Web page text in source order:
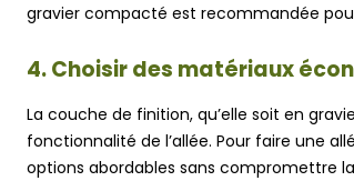
gravier compacté est recommandée
4. Choisir des matériaux
La couche de finition, qu’elle soit en
fonctionnalité de l’allée. Pour faire une
options abordables sans compromettre